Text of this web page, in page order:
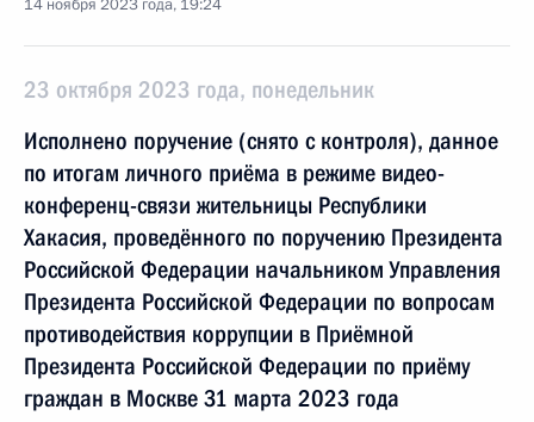
14 ноября 2023 года, 19:24
23 октября 2023 года, понедельник
Исполнено поручение (снято с контроля), данное
по итогам личного приёма в режиме видео-
конференц-связи жительницы Республики
Хакасия, проведённого по поручению Президента
Российской Федерации начальником Управления
Президента Российской Федерации по вопросам
противодействия коррупции в Приёмной
Президента Российской Федерации по приёму
граждан в Москве 31 марта 2023 года